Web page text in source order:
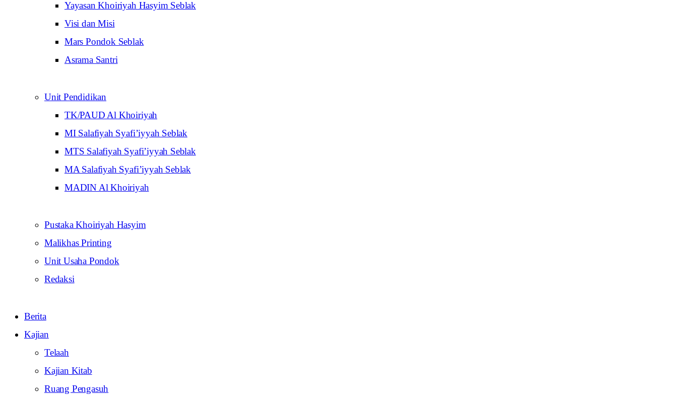
Yayasan Khoiriyah Hasyim Seblak
Visi dan Misi
Mars Pondok Seblak
Asrama Santri
Unit Pendidikan
TK/PAUD Al Khoiriyah
MI Salafiyah Syafi’iyyah Seblak
MTS Salafiyah Syafi’iyyah Seblak
MA Salafiyah Syafi’iyyah Seblak
MADIN Al Khoiriyah
Pustaka Khoiriyah Hasyim
Malikhas Printing
Unit Usaha Pondok
Redaksi
Berita
Kajian
Telaah
Kajian Kitab
Ruang Pengasuh